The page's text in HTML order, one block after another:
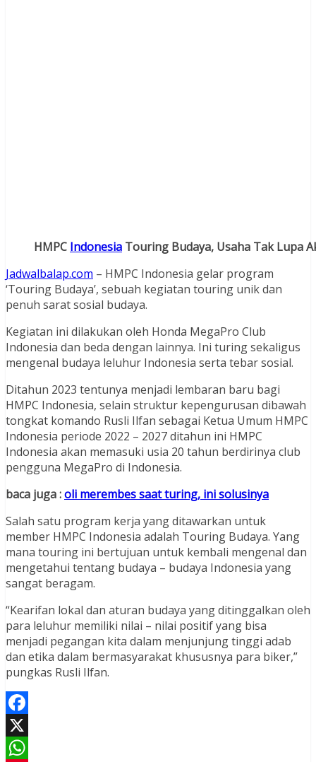
HMPC Indonesia Touring Budaya, Usaha Tak Lupa
Jadwalbalap.com – HMPC Indonesia gelar program
‘Touring Budaya’, sebuah kegiatan touring unik dan
penuh sarat sosial budaya.
Kegiatan ini dilakukan oleh Honda MegaPro Club
Indonesia dan beda dengan lainnya. Ini turing sekaligus
mengenal budaya leluhur Indonesia serta tebar sosial.
Ditahun 2023 tentunya menjadi lembaran baru bagi
HMPC Indonesia, selain struktur kepengurusan dibawah
tongkat komando Rusli Ilfan sebagai Ketua Umum HMPC
Indonesia periode 2022 – 2027 ditahun ini HMPC
Indonesia akan memasuki usia 20 tahun berdirinya club
pengguna MegaPro di Indonesia.
baca juga :oli merembes saat turing, ini solusinya
Salah satu program kerja yang ditawarkan untuk
member HMPC Indonesia adalah Touring Budaya. Yang
mana touring ini bertujuan untuk kembali mengenal dan
mengetahui tentang budaya – budaya Indonesia yang
sangat beragam.
“Kearifan lokal dan aturan budaya yang ditinggalkan oleh
para leluhur memiliki nilai – nilai positif yang bisa
menjadi pegangan kita dalam menjunjung tinggi adab
dan etika dalam bermasyarakat khususnya para biker,”
pungkas Rusli Ilfan.
Facebook
X